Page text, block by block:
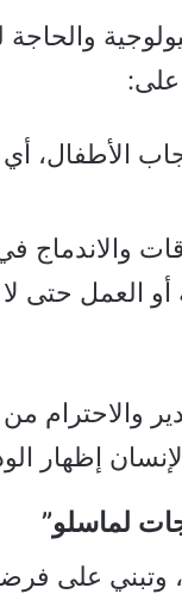
والحاجة
الأطفال،
والاندماج
العمل حتى
والاحترام
إظهار
لماسلو”
وتبني على